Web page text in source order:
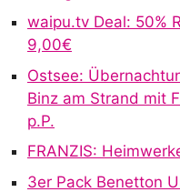
waipu.tv Deal: 50%
9,00€
Ostsee:
Binz am Strand mit
p.P.
FRANZIS:
3er Pack Benetton